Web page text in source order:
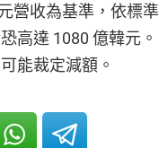
營收為基準，依標準
高達 1080 億韓元。
能裁定減額。